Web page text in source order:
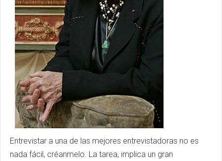
Entrevistar a una de las mejores entrevistadoras no es
nada fácil, créanmelo. La tarea, implica un gran